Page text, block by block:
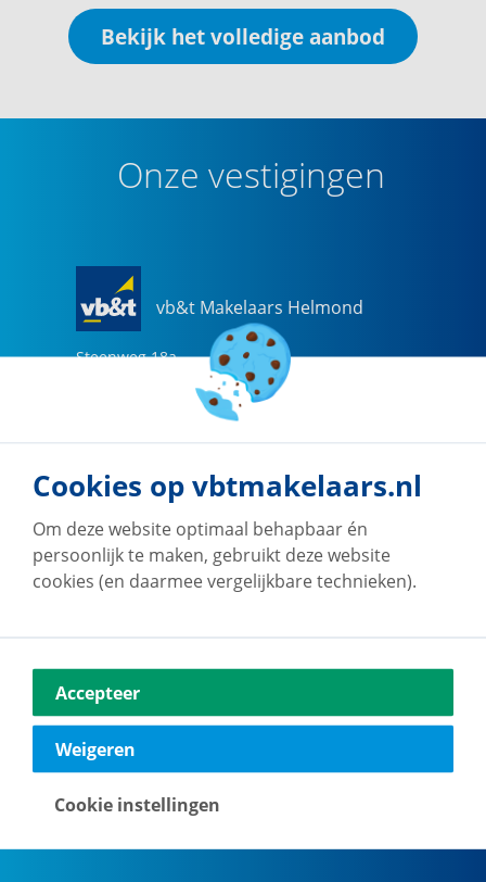
Bekijk het volledige aanbod
Onze vestigingen
vb&t Makelaars Helmond
Steenweg 18a
helmond@vbtmakelaars.nl
Naar vestiging
Vestdijk 180
5611 CZ Eindhoven
040-2696949
Cookies op vbtmakelaars.nl
Om deze website optimaal behapbaar én
persoonlijk te maken, gebruikt deze website
cookies (en daarmee vergelijkbare technieken).
Accepteer
Weigeren
Cookie instellingen